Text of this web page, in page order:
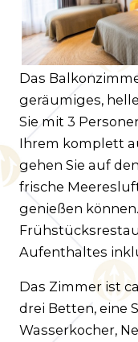
Das
geräumiges,
Sie mit 3
Ihrem komplett
gehen Sie auf
frische
genießen
Aufenthaltes
Das Zimmer ist
drei Betten, eine
Wasserkocher,